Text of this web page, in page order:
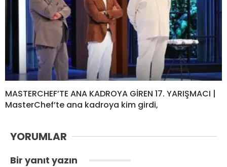
MASTERCHEF’TE ANA KADROYA GİREN 17. YARIŞMACI |
MasterChef’te ana kadroya kim girdi,
YORUMLAR
Bir yanıt yazın